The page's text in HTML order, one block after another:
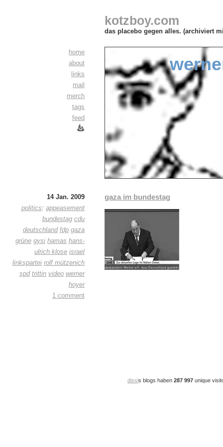
kotzboy.com
das placebo gegen alles. (archiviert
home
about
links
mail
merch
tags
feed
14 Jan. 2009
politics: appeasement
bundestag cdu
deutschland fdp gaza
grüne gysi hamas hans-
ulrich klose israel
linkspartei rolf mützenich
spd trittin video werner
hoyer
1 comment
gaza im bundestag
dissis blogs haben 287 997 unique